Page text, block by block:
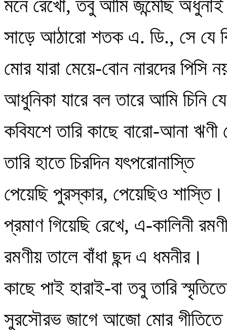
মনে রেখো, তবু আমি জন্মেছি
সাড়ে আঠারো শতক এ. ডি., সে যে
মোর যারা মেয়ে-বোন নারদের পিসি
আধুনিকা যারে বল তারে আমি চিনি
কবিযশে তারি কাছে বারো-আনা ঋণী
তারি হাতে চিরদিন যৎপরোনাস্তি
পেয়েছি পুরস্কার, পেয়েছিও শাস্তি।
প্রমাণ গিয়েছি রেখে, এ-কালিনী
রমণীয় তালে বাঁধা ছন্দ এ ধমনীর।
কাছে পাই হারাই-বা তবু তারি স্মৃতিতে
সুরসৌরভ জাগে আজো মোর